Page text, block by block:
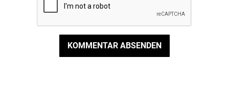
KOMMENTAR ABSENDEN